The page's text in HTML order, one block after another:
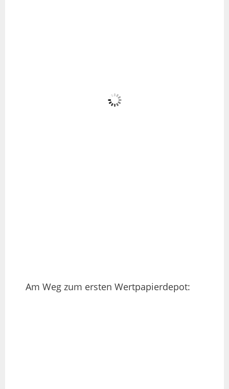
Am Weg zum ersten Wertpapierdepot: